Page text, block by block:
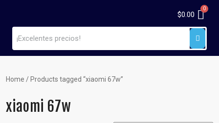
$0.00
Home / Products tagged “xiaomi 67w”
xiaomi 67w